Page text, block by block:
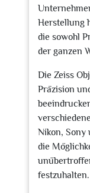
Herstellung
die sowohl
der ganzen
Die Zeiss
Präzision
Nikon, Sony
die
festzuhalten.